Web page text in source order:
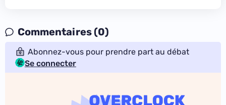
Commentaires (0)
Abonnez-vous pour prendre part au débat
Se connecter